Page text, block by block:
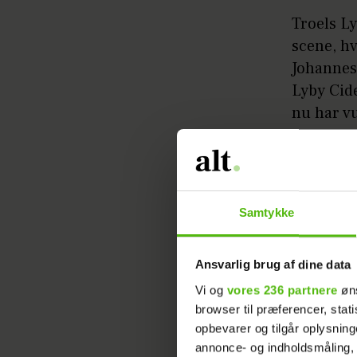
Samtykke
Ansvarlig brug af dine data
Vi og vores 236 partnere
browser til præferencer,
opbevarer og tilgår
annonce- og
Troels
scene,
Lyby
nu har
Nicolaj
- Vi har
Cider
Troels,
møder
Det lille